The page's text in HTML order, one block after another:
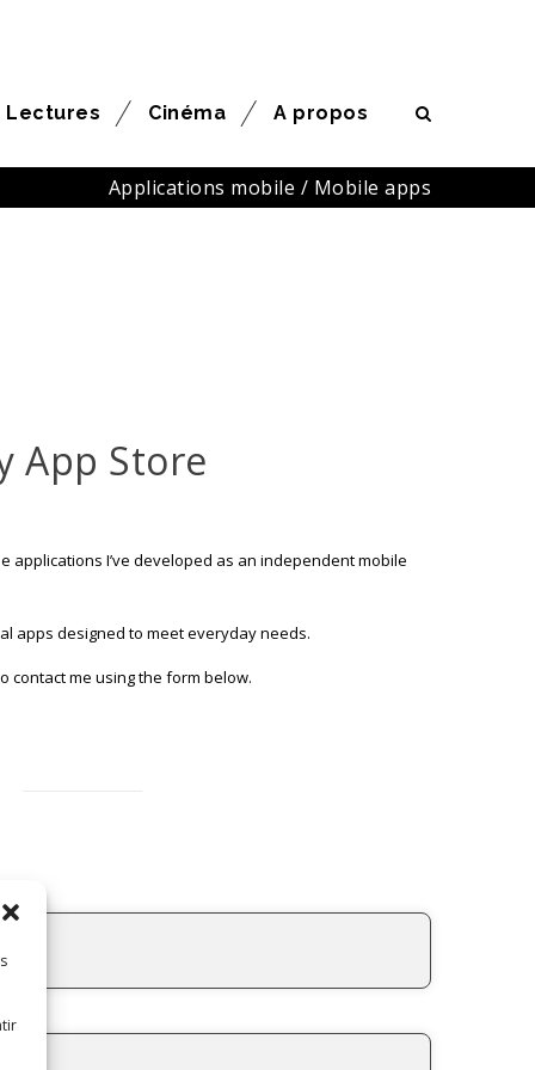
Lectures Cinéma A propos
Applications mobile / Mobile apps
App Store
applications I’ve developed as an independent mobile
apps designed to meet everyday needs.
contact me using the form below.